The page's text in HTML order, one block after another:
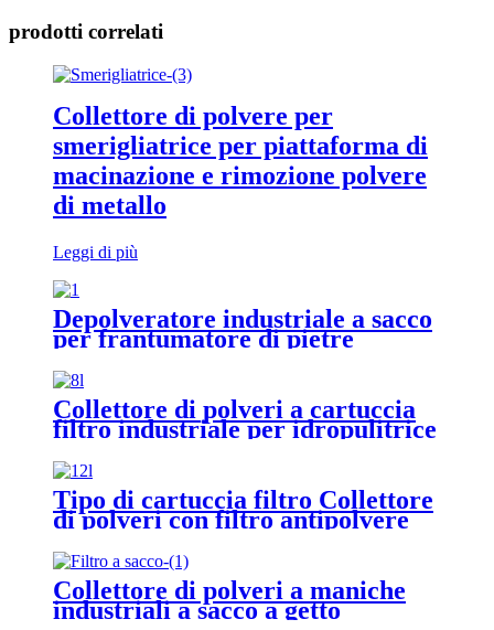
prodotti correlati
Collettore di polvere per
smerigliatrice per piattaforma di
macinazione e rimozione polvere
di metallo
Leggi di più
Depolveratore industriale a sacco
per frantumatore di pietre
Collettore di polveri a cartuccia
filtro industriale per idropulitrice
Tipo di cartuccia filtro Collettore
di polveri con filtro antipolvere
industriale
Collettore di polveri a maniche
industriali a sacco a getto